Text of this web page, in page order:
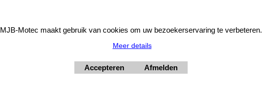
MJB-Motec maakt gebruik van cookies om uw bezoekerservaring te verbeteren.
Meer details
Accepteren Afmelden